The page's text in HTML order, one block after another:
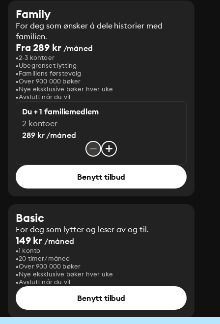
Family
For deg som ønsker å dele historier med
familien.
Fra 289 kr/måned
2-3 kontoer
Ubegrenset lytting
Familiens førstevalg
Over 900 000 bøker
Nye eksklusive bøker hver uke
Avslutt når du vil
Du + 1 familiemedlem
2 kontoer
289 kr /måned
Benytt tilbud
Basic
For deg som lytter og leser av og til.
149 kr /måned
1 konto
20 timer/måned
Over 900 000 bøker
Nye eksklusive bøker hver uke
Avslutt når du vil
Benytt tilbud